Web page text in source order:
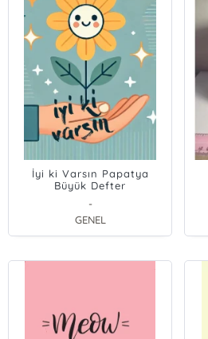
İyi ki Varsın Papatya
Büyük Defter
-
GENEL